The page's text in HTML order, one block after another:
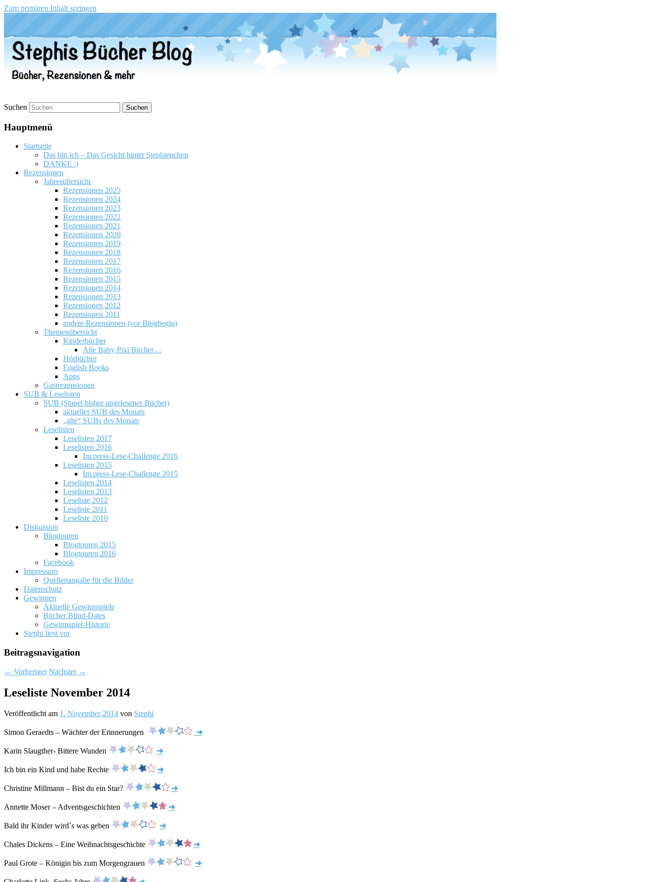
Zum primären Inhalt springen
Stephis Bücher Blog
Suchen
Hauptmenü
Startseite
Das bin ich – Das Gesicht hinter Stephienchen
DANKE :)
Rezensionen
Jahresübersicht
Rezensionen 2025
Rezensionen 2024
Rezensionen 2023
Rezensionen 2022
Rezensionen 2021
Rezensionen 2020
Rezensionen 2019
Rezensionen 2018
Rezensionen 2017
Rezensionen 2016
Rezensionen 2015
Rezensionen 2014
Rezensionen 2013
Rezensionen 2012
Rezensionen 2011
andere Rezensionen (vor Blogbegin)
Themenübersicht
Kinderbücher
Alle Baby Pixi Bücher…
Hörbücher
English Books
Apps
Gastrezensionen
SUB & Leselisten
SUB (Stapel bisher ungelesener Bücher)
aktueller SUB des Monats
„alte“ SUBs des Monats
Leselisten
Leselisten 2017
Leselisten 2016
Im.press-Lese-Challenge 2016
Leselisten 2015
Im.press-Lese-Challenge 2015
Leselisten 2014
Leselisten 2013
Leseliste 2012
Leseliste 2011
Leseliste 2010
Diskussion
Blogtouren
Blogtouren 2015
Blogtouren 2016
Facebook
Impressum
Quellenangabe für die Bilder
Datenschutz
Gewinnen
Aktuelle Gewinnspiele
Bücher Blind-Dates
Gewinnspiel-Historie
Stephi liest vor
Beitragsnavigation
← Vorheriger Nächster →
Leseliste November 2014
Veröffentlicht am 1. November 2014 von Stephi
Simon Geraedts – Wächter der Erinnerungen ➜
Karin Slaugther- Bittere Wunden ➜
Ich bin ein Kind und habe Rechte ➜
Christine Millmann – Bist du ein Star? ➜
Annette Moser – Adventsgeschichten ➜
Bald ihr Kinder wird´s was geben ➜
Chales Dickens – Eine Weihnachtsgeschichte ➜
Paul Grote – Königin bis zum Morgengrauen ➜